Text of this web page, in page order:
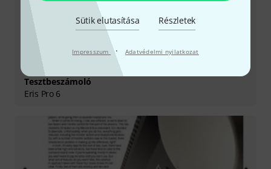
Sütik elutasítása Részletek
Impresszum · Adatvédelmi nyilatkozat
Tesztbeszámoló
Eris Pro 6